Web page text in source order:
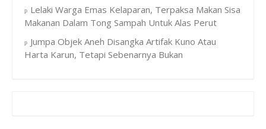
Lelaki Warga Emas Kelaparan, Terpaksa Makan Sisa
Makanan Dalam Tong Sampah Untuk Alas Perut
Jumpa Objek Aneh Disangka Artifak Kuno Atau
Harta Karun, Tetapi Sebenarnya Bukan